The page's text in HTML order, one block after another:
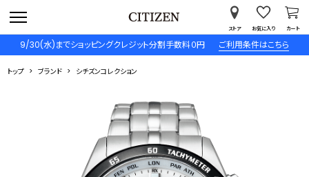
9/30(水)までショッピングクレジット分割手数料０円 ご利用条件はこちら
ストア お気に入り カート
トップ ブランド シチズンコレクション